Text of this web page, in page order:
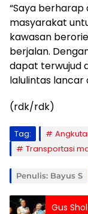
“Saya
masyarakat
kawasan
berjalan.
dapat terwujud
lalulintas lancar
(rdk/rdk)
Tag:
Transportasi
Penulis: Bayus S
Gus